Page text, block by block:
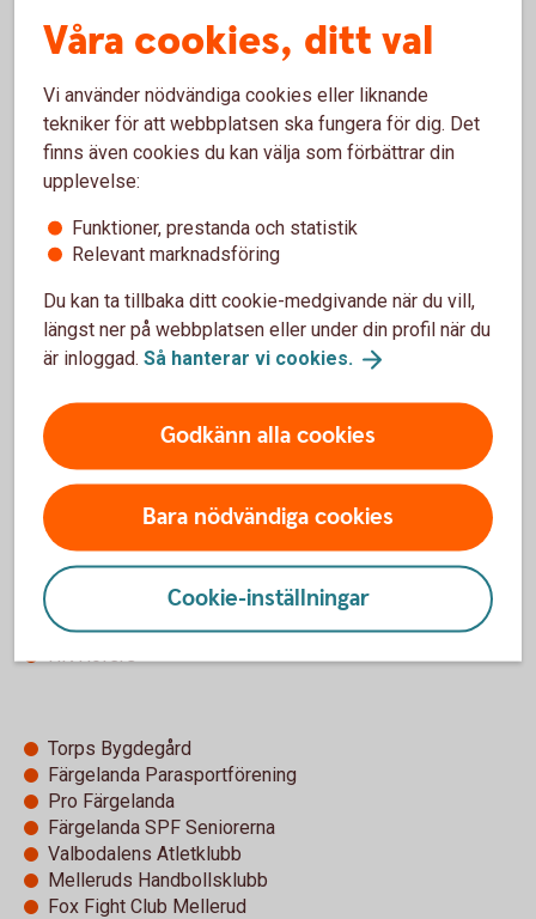
GalleriOlika
Dals Eds ridklubb
Nössemarks Hembygds- och Samhällsförening
Eds Skottbacka MX
Anebro Bygdegårdsförening
IF Friskis & Svettis Ed
SPF Seniorerna Edsbygden
Nössemark ed offroaders
Gesäter IF
Dals-Eds hembygdsförening
Eds FF
Färgelanda Brukshundsklubb
Högsäters Skidklubb
Färgelanda Spinning
Färgelanda IF
Högsäters hembygdsförening
Nättjebacka Hembygsförening
Hembygdsföreningen i Järbo
Lerdals Byalag
Högsäters tennisklubb
Torps Bygdegård
Färgelanda Parasportförening
Pro Färgelanda
Färgelanda SPF Seniorerna
Valbodalens Atletklubb
Melleruds Handbollsklubb
Fox Fight Club Mellerud
Våra cookies, ditt val
Vi använder nödvändiga cookies eller liknande
tekniker för att webbplatsen ska fungera för dig. Det
finns även cookies du kan välja som förbättrar din
upplevelse:
Funktioner, prestanda och statistik
Relevant marknadsföring
Du kan ta tillbaka ditt cookie-medgivande när du vill,
längst ner på webbplatsen eller under din profil när du
är inloggad. Så hanterar vi cookies.
Godkänn alla cookies
Bara nödvändiga cookies
Cookie-inställningar